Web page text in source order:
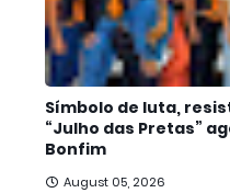
Símbolo de luta,
“Julho das Pretas”
Bonfim
August 05, 2026